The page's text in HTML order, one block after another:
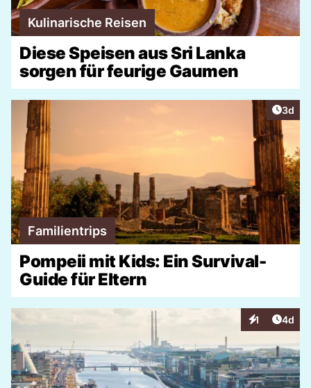
Kulinarische Reisen
Diese Speisen aus Sri Lanka
sorgen für feurige Gaumen
3d
Familientrips
Pompeii mit Kids: Ein Survival-
Guide für Eltern
1
Interaktionen
4d